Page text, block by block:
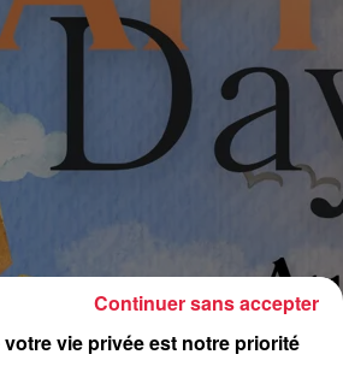
vie privée est notre priorité
Continuer sans accepter